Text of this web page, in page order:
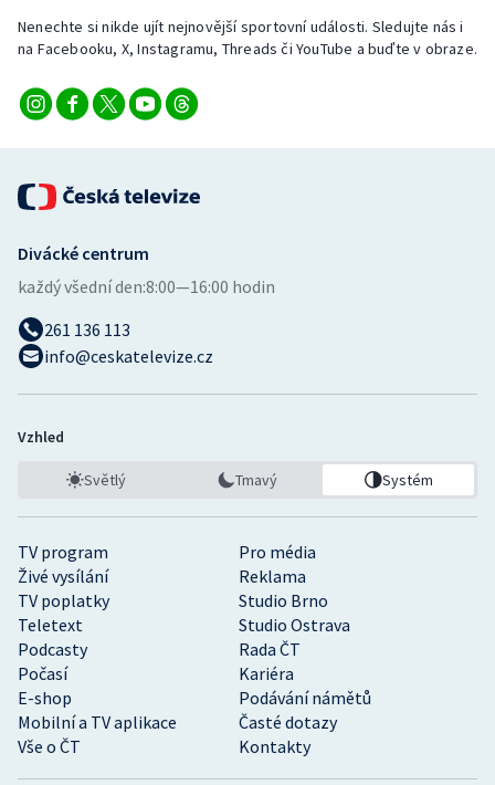
Nenechte si nikde ujít nejnovější sportovní události. Sledujte nás i
na Facebooku, X, Instagramu, Threads či YouTube a buďte v obraze.
TV program
Pro média
Živé vysílání
Reklama
TV poplatky
Studio Brno
Teletext
Studio Ostrava
Podcasty
Rada ČT
Počasí
Kariéra
E-shop
Podávání námětů
Mobilní a TV aplikace
Časté dotazy
Vše o ČT
Kontakty
Divácké centrum
každý všední den:8:00—16:00 hodin
261 136 113
info@ceskatelevize.cz
Vzhled
Světlý Tmavý Systém